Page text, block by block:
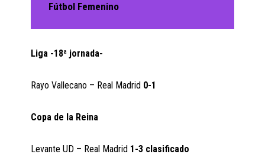
Fútbol Femenino
Liga -18ª jornada-
Rayo Vallecano – Real Madrid 0-1
Copa de la Reina
Levante UD – Real Madrid 1-3 clasificado